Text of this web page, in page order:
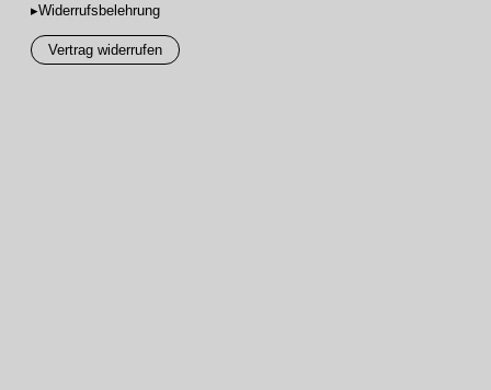
▸Widerrufsbelehrung
Vertrag widerrufen